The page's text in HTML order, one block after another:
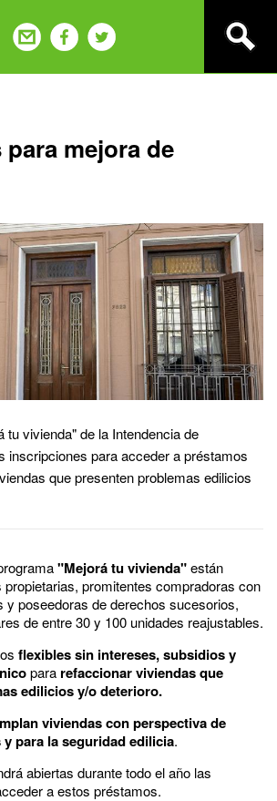
mejora de
tu vivienda" de la Intendencia de
inscripciones para acceder a préstamos
que presenten problemas edilicios
"Mejorá tu vivienda"están
propietarias, promitentes compradoras con
y poseedoras de derechos sucesorios,
de entre 30 y 100 unidades reajustables.
flexibles sin intereses, subsidios y
para refaccionar viviendas que
edilicios y/o deterioro.
viviendas con perspectiva de
para la seguridad edilicia.
abiertas durante todo el año las
a estos préstamos.